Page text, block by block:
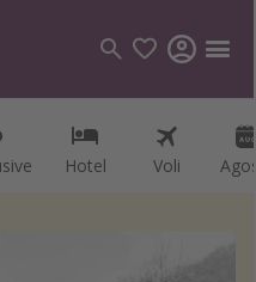
Hotel Voli